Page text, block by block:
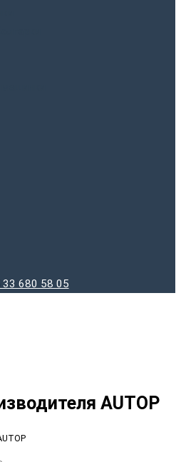
33 680 58 05
AUTOP